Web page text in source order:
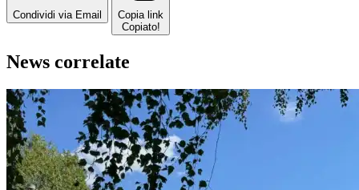
Condividi via Email
Copia link
Copiato!
News correlate